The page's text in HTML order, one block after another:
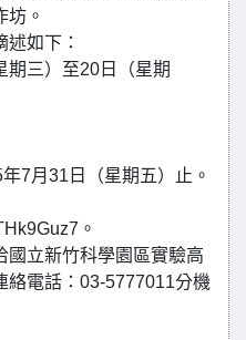
坊。
如下：
期三）至20日（星期
7月31日（星期五）止。
。
國立新竹科學園區實驗高
絡電話：03-5777011分機